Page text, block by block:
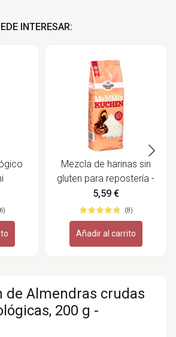
INTERESAR:
Mezcla de harinas sin
gluten para repostería -
Bauckhof
5,59 €
(8)
Añadir al carrito
de Almendras crudas
200 g -